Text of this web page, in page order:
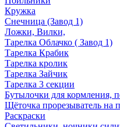
Кружка
Снечница (Завод 1)
Ложки, Вилки,
Тарелка Облачко ( Завод 1)
Тарелка Крабик
Тарелка кролик
Тарелка Зайчик
Тарелка 3 секции
Бутылочки для кормления,
Щёточка прорезыватель на
Раскраски